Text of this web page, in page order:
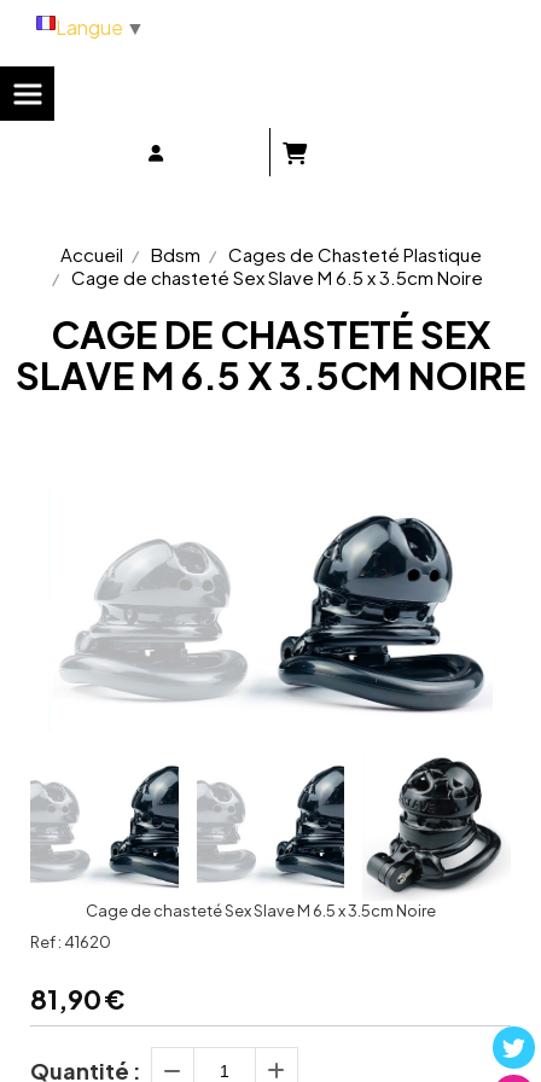
Accueil Bdsm
Cages de Chasteté Plastique
Cage de chasteté Sex Slave M 6.5 x 3.5cm Noire
CAGE DE CHASTETÉ SEX
SLAVE M 6.5 X 3.5CM NOIRE
Cage de chasteté Sex Slave M 6.5 x 3.5cm Noire
Ref : 41620
81,90€
Quantité :
Langue ▼